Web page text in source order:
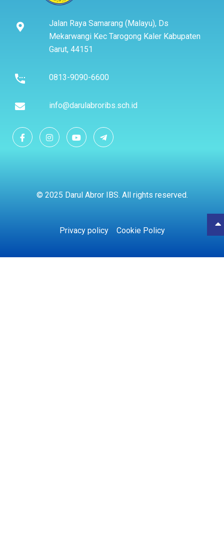
Jalan Raya Samarang (Malayu), Ds
Mekarwangi Kec Tarogong Kaler Kabupaten
Garut, 44151
0813-9090-6600
info@darulabroribs.sch.id
© 2025 Darul Abror IBS. All rights reserved.
Privacy policy Cookie Policy